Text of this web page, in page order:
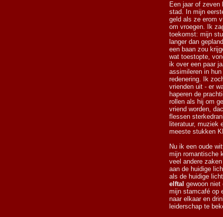
Een jaar of zeven
stad. In mijn
geld als ze erom
om vroegen. Ik
toekomst: mijn
langer dan
een baan zou
wat toestopte,
ik over een paar
assimileren in
redenering. Ik
vrienden uit - er
haperen de
rollen als hij om
vriend worden,
flessen
literatuur, muziek
meeste stukken
Nu ik een oude
mijn romantische
veel andere
aan de huidige
als de huidige
elftal gewoon
mijn stamcafé op
naar elkaar en
leiderschap te